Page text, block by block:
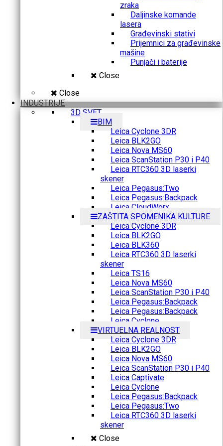
zraka
Daljinske komande
lasera
Građevinski stativi
Prijemnici za građevinske
mašine
Punjači i baterije
Close
Close
INDUSTRIJE
3D SVET
BIM
Leica Cyclone 3DR
Leica BLK2GO
Leica Nova MS60
Leica ScanStation P30 i P40
Leica RTC360 3D laserki
skener
Leica Pegasus:Two
Leica Pegasus:Backpack
Leica CloudWorx
ZAŠTITA SPOMENIKA KULTURE
Leica Cyclone 3DR
Leica BLK2GO
Leica BLK360
Leica RTC360 3D laserki
skener
Leica TS16
Leica Nova MS60
Leica ScanStation P30 i P40
Leica Pegasus:Backpack
Leica Pegasus:Backpack
Leica Cyclone
VIRTUELNA REALNOST
Leica Cyclone 3DR
Leica BLK2GO
Leica Nova MS60
Leica ScanStation P30 i P40
Leica Captivate
Leica Cyclone
Leica Pegasus:Backpack
Leica Pegasus:Two
Leica RTC360 3D laserki
skener
Close